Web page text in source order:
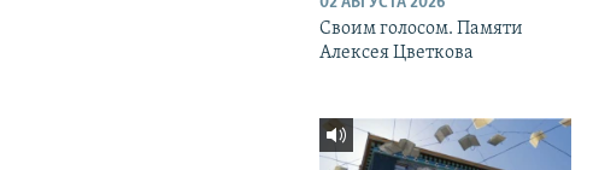
Своим голосом. Памяти
Алексея Цветкова